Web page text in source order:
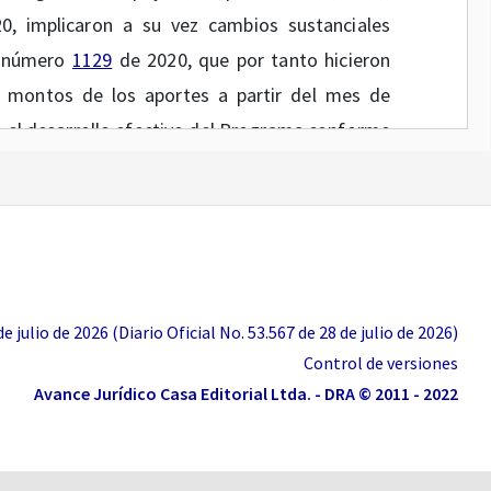
implicaron a su vez cambios sustanciales
1129 de 2020, que por tanto hicieron
montos de los aportes a partir del mes de
desarrollo efectivo del Programa conforme
de 2020, por medio de la cual se subrogó la
639 de 2020, modificado por los artículos
estatal corresponderá al número de
(1) SMMLV, lo cual equivale a trescientos
al empleador corresponden a mujeres o si
julio de 2026 (Diario Oficial No. 53.567 de 28 de julio de 2026)
Control de versiones
Avance Jurídico Casa Editorial Ltda. - DRA © 2011 - 2022